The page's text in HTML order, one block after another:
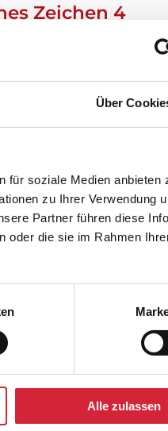
Über
für soziale Medien anbieten
zu Ihrer Verwendung
Partner führen diese
oder die sie im Rahmen
Alle zulassen
Zeichen 4
Ausfahren entstehen